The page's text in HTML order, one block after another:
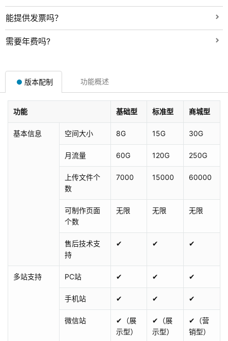
能提供发票吗？
需要年费吗?
版本配制 功能概述
功能 基础型 标准型 商城型
基本信息 空间大小 8G 15G 30G
月流量 60G 120G 250G
上传文件个
数
7000 15000 60000
可制作页面
个数
无限 无限 无限
售后技术支
持
✔ ✔ ✔
多站支持 PC站 ✔ ✔ ✔
手机站 ✔ ✔ ✔
微信站
✔（展
示型）
✔（展
示型）
✔（营
销型）